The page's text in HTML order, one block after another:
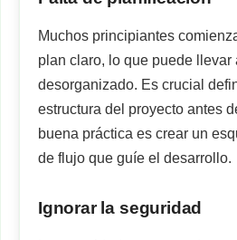
Muchos principiantes
plan claro, lo que puede llevar
desorganizado. Es crucial
estructura del proyecto antes
buena práctica es crear un
de flujo que guíe el desarrollo.
Ignorar la seguridad